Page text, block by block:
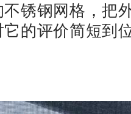
锈钢网格，把
的评价简短到